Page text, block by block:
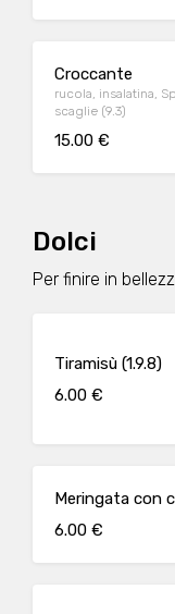
Croccante
rucola, insalatina,
scaglie (9.3)
15.00 €
Dolci
Per finire in
Tiramisù (1.9.8)
6.00 €
Meringata con
6.00 €